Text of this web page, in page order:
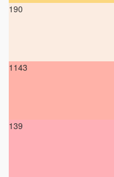
190
1143
139